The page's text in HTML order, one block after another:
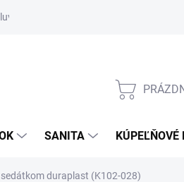
SANITA KÚPEĽŇOVÉ
sedátkom duraplast (K102-028)